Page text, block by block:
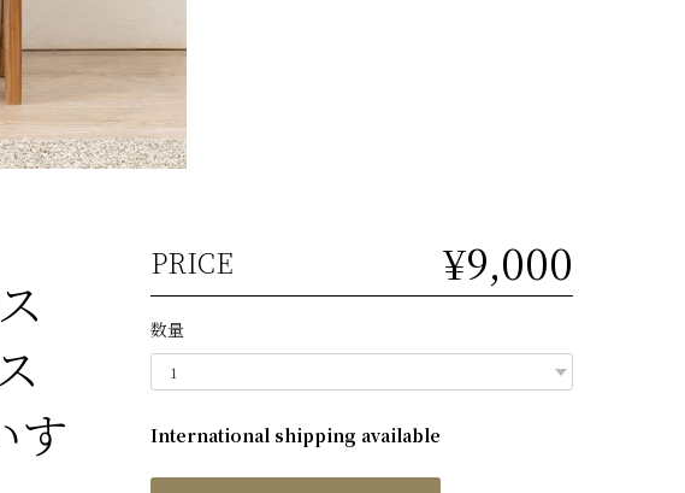
す
PRICE ¥9,000
数量
International shipping available